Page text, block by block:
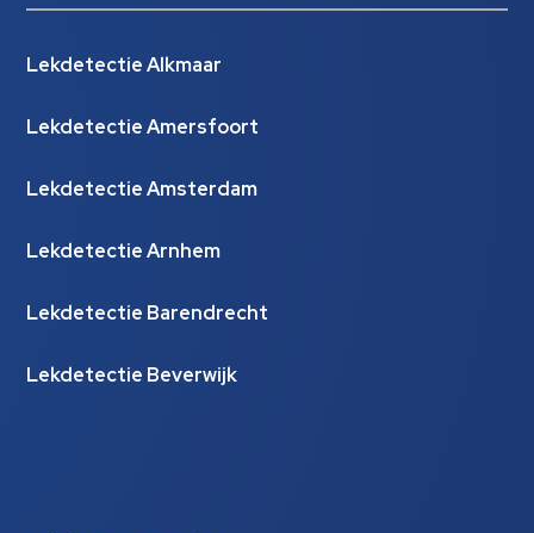
Lekdetectie Alkmaar
Lekdetectie Amersfoort
Lekdetectie Amsterdam
Lekdetectie Arnhem
Lekdetectie Barendrecht
Lekdetectie Beverwijk